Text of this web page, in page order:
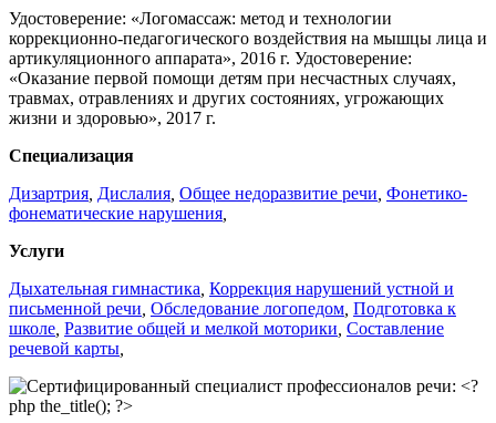
Удостоверение: «Логомассаж: метод и технологии
коррекционно-педагогического воздействия на мышцы лица и
артикуляционного аппарата», 2016 г. Удостоверение:
«Оказание первой помощи детям при несчастных случаях,
травмах, отравлениях и других состояниях, угрожающих
жизни и здоровью», 2017 г.
Специализация
Дизартрия Дислалия Общее недоразвитие речи Фонетико-
фонематические нарушения
Услуги
Дыхательная гимнастика Коррекция нарушений устной и
письменной речи Обследование логопедом Подготовка к
школе Развитие общей и мелкой моторики Составление
речевой карты